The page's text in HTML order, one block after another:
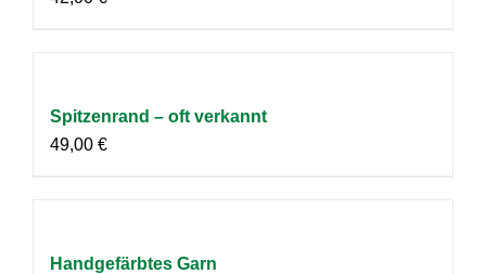
Spitzenrand – oft verkannt
49,00 €
Handgefärbtes Garn